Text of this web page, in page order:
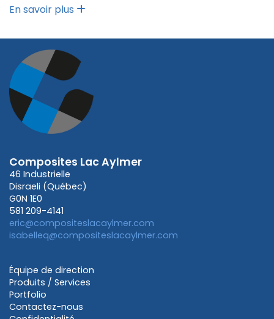
En savoir plus
Composites Lac Aylmer
46 Industrielle
Disraeli (Québec)
G0N 1E0
581 209-4141
eric@compositeslacaylmer.com
isabelleq@compositeslacaylmer.com
Équipe de direction
Produits / Services
Portfolio
Contactez-nous